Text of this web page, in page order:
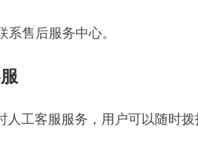
系售后服务中心。
人工客服服务，用户可以随时